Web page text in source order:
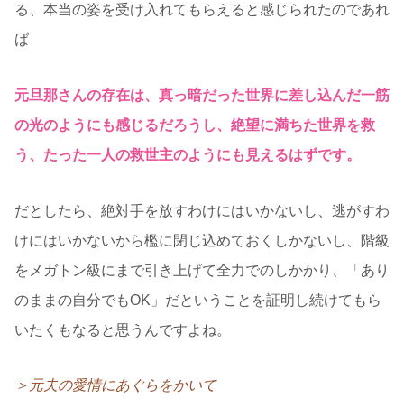
る、本当の姿を受け入れてもらえると感じられたのであれ
ば
元旦那さんの存在は、真っ暗だった世界に差し込んだ一筋
の光のようにも感じるだろうし、絶望に満ちた世界を救
う、たった一人の救世主のようにも見えるはずです。
だとしたら、絶対手を放すわけにはいかないし、逃がすわ
けにはいかないから檻に閉じ込めておくしかないし、階級
をメガトン級にまで引き上げて全力でのしかかり、「あり
のままの自分でもOK」だということを証明し続けてもら
いたくもなると思うんですよね。
＞元夫の愛情にあぐらをかいて